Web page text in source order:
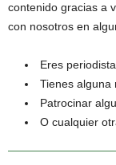
contenido gracias a
con nosotros en
Eres
Tienes alguna
Patrocinar
O cualquier